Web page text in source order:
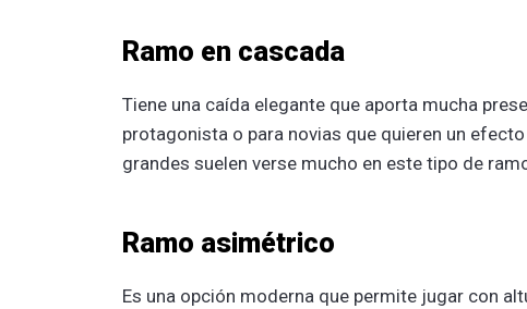
Ramo en cascada
Tiene una caída elegante que aporta mucha
protagonista o para novias que quieren un
grandes suelen verse mucho en este tipo de
Ramo asimétrico
Es una opción moderna que permite jugar con